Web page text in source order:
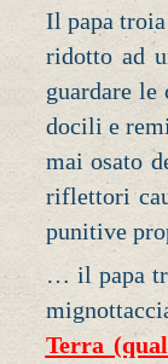
Il papa
ridotto ad
guardare
docili e
mai osato
riflettori
punitive
… il papa
Terra